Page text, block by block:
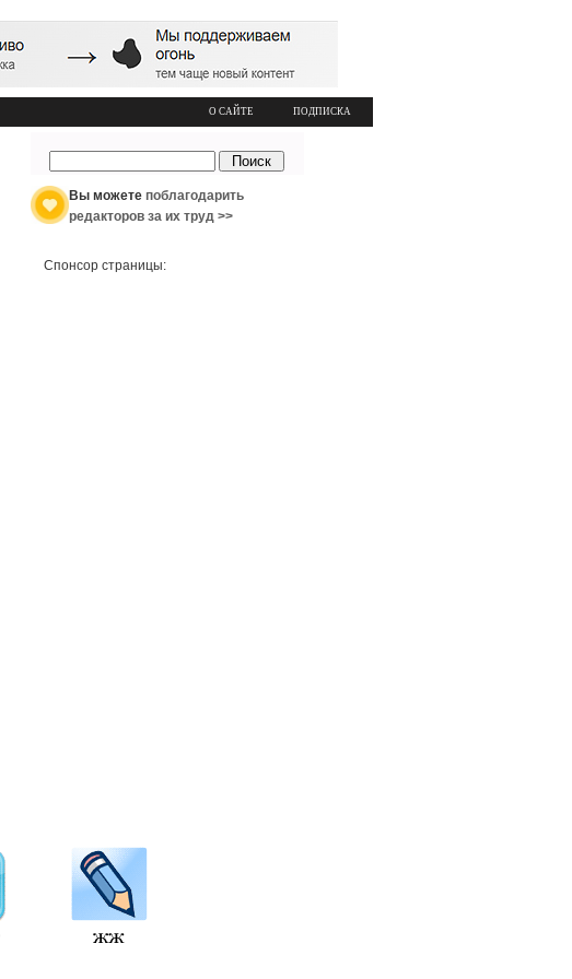
О САЙТЕ ПОДПИСКА
Вы можете поблагодарить
редакторов за их труд >>
Спонсор страницы: